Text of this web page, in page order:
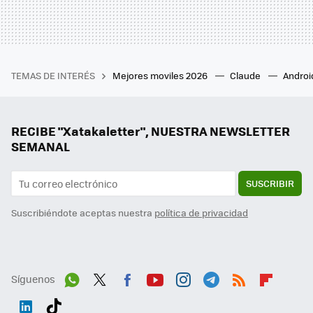
TEMAS DE INTERÉS Mejores moviles 2026 Claude
RECIBE "Xatakaletter", NUESTRA NEWSLETTER
SEMANAL
SUSCRIBIR
Suscribiéndote aceptas nuestra política de privacidad
Síguenos